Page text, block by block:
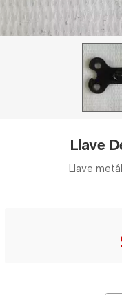
Llave
Llave